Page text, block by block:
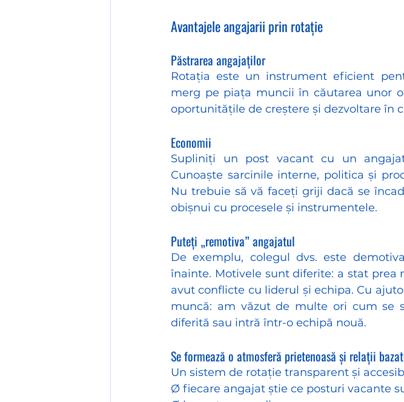
Avantajele angajarii prin rotație
Păstrarea angajaților
Rotația este un instrument eficient
merg pe piața muncii în căutarea unor
oportunitățile de creștere și dezvoltare în
Economii
Supliniți un post vacant cu un
Cunoaște sarcinile interne, politica și
Nu trebuie să vă faceți griji dacă se
obișnui cu procesele și instrumentele.
Puteți „remotiva” angajatul
De exemplu, colegul dvs. este
înainte. Motivele sunt diferite: a stat
avut conflicte cu liderul și echipa. Cu
muncă: am văzut de multe ori cum se
diferită sau intră într-o echipă nouă.
Se formează o atmosferă prietenoasă și relații
Un sistem de rotație transparent și
Ø fiecare angajat știe ce posturi vacante